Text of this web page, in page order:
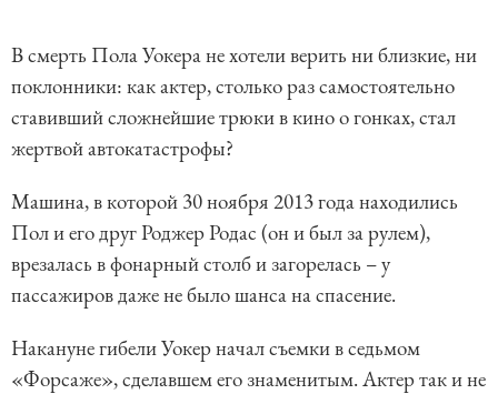
В смерть Пола Уокера не хотели верить ни близкие, ни
поклонники: как актер, столько раз самостоятельно
ставивший сложнейшие трюки в кино о гонках, стал
жертвой автокатастрофы?
Машина, в которой 30 ноября 2013 года находились
Пол и его друг Роджер Родас (он и был за рулем),
врезалась в фонарный столб и загорелась – у
пассажиров даже не было шанса на спасение.
Накануне гибели Уокер начал съемки в седьмом
«Форсаже», сделавшем его знаменитым. Актер так и не